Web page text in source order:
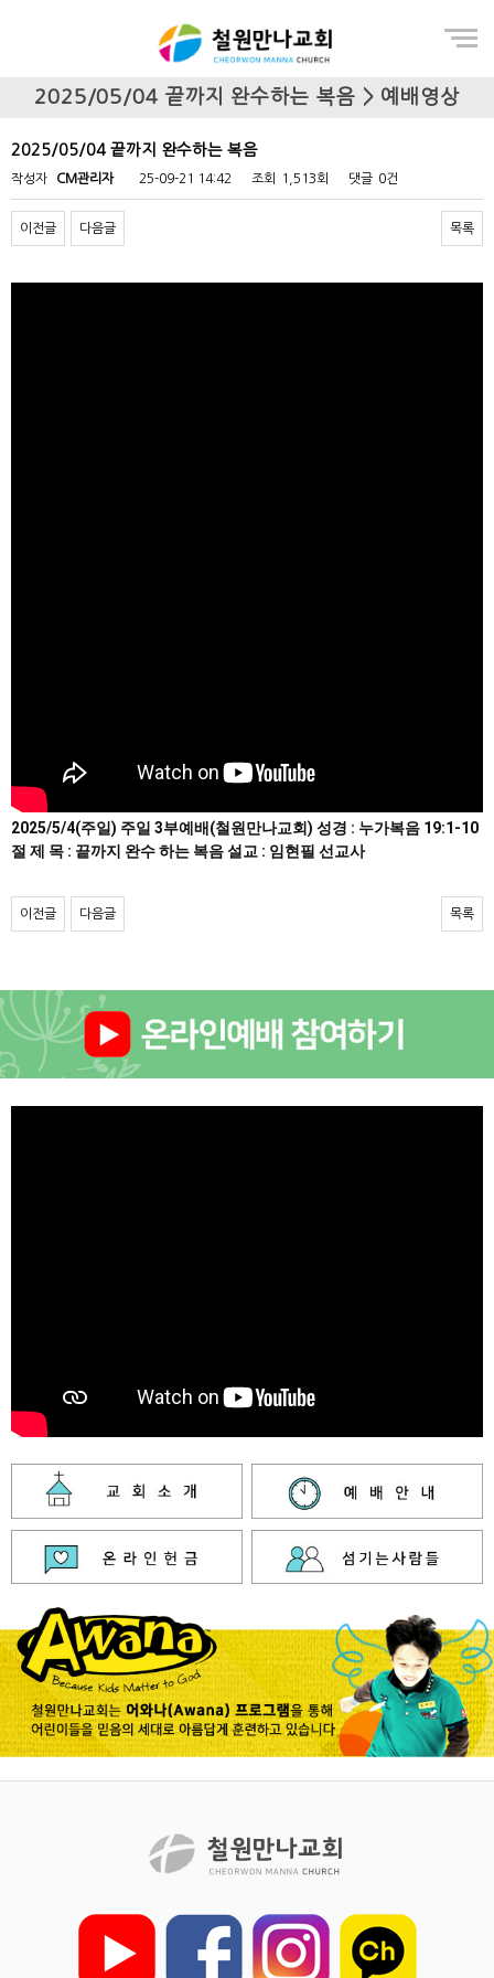
2025/05/04 끝까지 완수하는 복음 > 예배영상
2025/05/04 끝까지 완수하는 복음
작성자 CM관리자 25-09-21 14:42 조회 1,513회 댓글 0건
이전글 다음글 목록
2025/5/4(주일) 주일 3부예배(철원만나교회) 성경 : 누가복음 19:1-10
절 제 목 : 끝까지 완수 하는 복음 설교 : 임현필 선교사
이전글 다음글 목록